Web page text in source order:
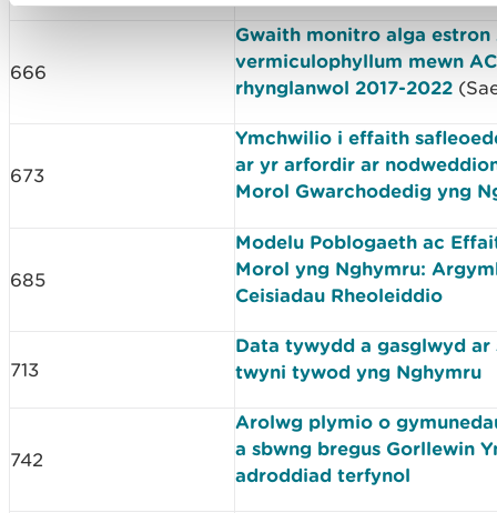
666
Gwaith monitro alga
vermiculophyllum mewn
rhynglanwol 2017-2022
673
Ymchwilio i effaith
ar yr arfordir ar
Morol Gwarchodedig yng
685
Modelu Poblogaeth ac
Morol yng Nghymru:
Ceisiadau Rheoleiddio
713
Data tywydd a gasglwyd ar
twyni tywod yng Nghymru
742
Arolwg plymio o
a sbwng bregus Gorllewin
adroddiad terfynol